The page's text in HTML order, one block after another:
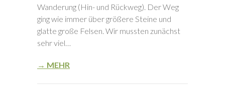
Wanderung (Hin- und Rückweg). Der Weg
ging wie immer über größere Steine und
glatte große Felsen. Wir mussten zunächst
sehr viel…
→ MEHR